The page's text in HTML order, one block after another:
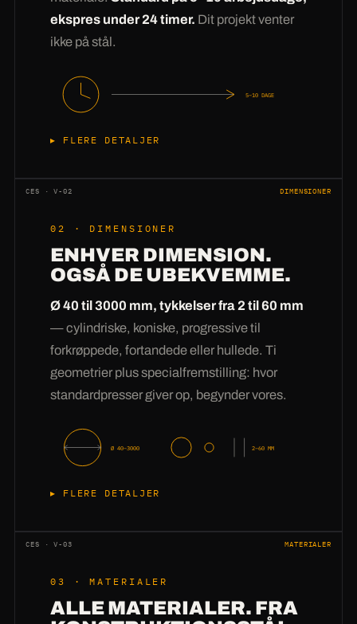
ekspres under 24 timer. Dit projekt venter
ikke på stål.
5–10 DAGE
FLERE DETALJER
lager
er forskellen. Vores lager har konstant 25
tyndplade til 60 mm grovplade, fra S235 til
Hardox. Din forespørgsel går derfor ikke til
indkøb, men direkte til
tilskæringsplanlægningen —
ofte samme dag.
Derefter kører en indspillet takt: nestet laser-
ved pressen — sådan bliver uger til
arbejdsdage og arbejdsdage, hvis det skal
være,timer.
CES · V-02 DIMENSIONER
02 · DIMENSIONER
ENHVER DIMENSION.
OGSÅ DE UBEKVEMME.
Ø 40 til 3000 mm, tykkelser fra 2 til 60 mm
— cylindriske, koniske, progressive til
forkrøppede, fortandede eller hullede. Ti
geometrier plus specialfremstilling: hvor
standardpresser giver op, begynder vores.
Ø 40–3000 2–60 MM
FLERE DETALJER
koniske indvendigt som udvendigt,
hældning, båndsnegle, padle- og
delsegmenter, fortandede og hullede
CES · V-03 MATERIALER
03 · MATERIALER
ALLE MATERIALER. FRA